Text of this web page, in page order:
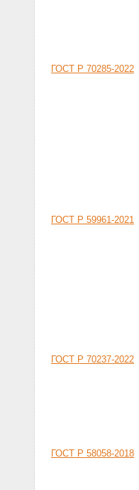
ГОСТ Р 70285-2022
ГОСТ Р 59961-2021
ГОСТ Р 70237-2022
ГОСТ Р 58058-2018